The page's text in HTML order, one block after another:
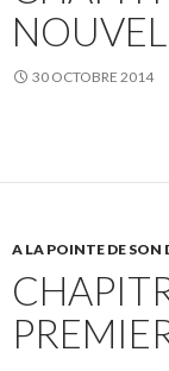
30 OCTOBRE 2014
A LA POINTE DE SON